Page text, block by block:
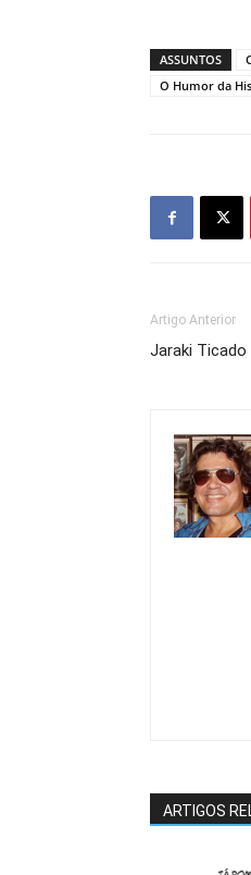
ASSUNTOS
O Humor da
Artigo Anterior
Jaraki Ticado
ARTIGOS